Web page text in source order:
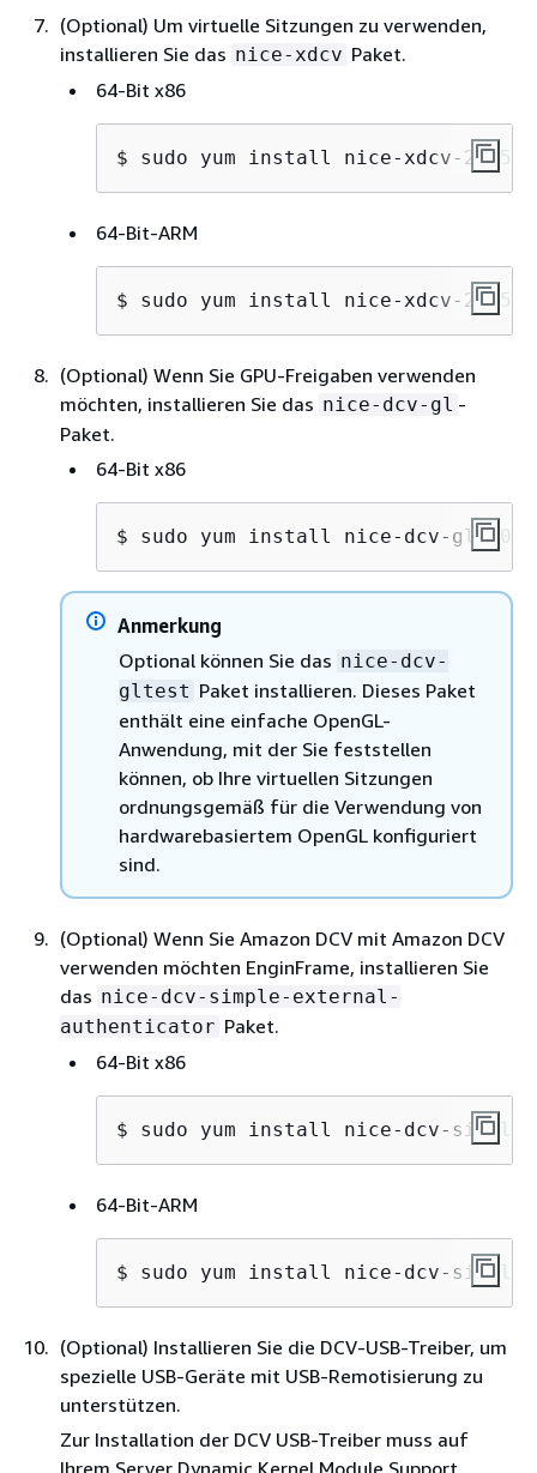
(Optional) Um virtuelle Sitzungen zu verwenden,
installieren Sie das nice-xdcv Paket.
64-Bit x86
$ sudo yum install nice-xdcv-
64-Bit-ARM
$ sudo yum install nice-xdcv-
(Optional) Wenn Sie GPU-Freigaben verwenden
möchten, installieren Sie das nice-dcv-gl -
Paket.
64-Bit x86
$ sudo yum install nice-dcv-gl-
Anmerkung
Optional können Sie das nice-dcv-
gltest Paket installieren. Dieses Paket
enthält eine einfache OpenGL-
Anwendung, mit der Sie feststellen
können, ob Ihre virtuellen Sitzungen
ordnungsgemäß für die Verwendung von
hardwarebasiertem OpenGL konfiguriert
sind.
(Optional) Wenn Sie Amazon DCV mit Amazon DCV
verwenden möchten EnginFrame, installieren Sie
das nice-dcv-simple-external-
authenticator Paket.
64-Bit x86
$ sudo yum install nice-dcv-
64-Bit-ARM
$ sudo yum install nice-dcv-
(Optional) Installieren Sie die DCV-USB-Treiber, um
spezielle USB-Geräte mit USB-Remotisierung zu
unterstützen.
Zur Installation der DCV USB-Treiber muss auf
Ihrem Server Dynamic Kernel Module Support